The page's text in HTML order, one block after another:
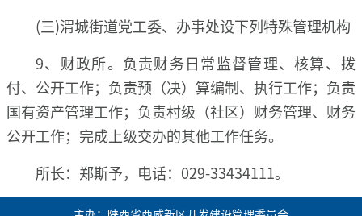
(三)渭城街道党工委、办事处设下列特殊管理机构
9、财政所。负责财务日常监督管理、核算、拨
付、公开工作；负责预（决）算编制、执行工作；负责
国有资产管理工作；负责村级（社区）财务管理、财务
公开工作；完成上级交办的其他工作任务。
所长：郑斯予，电话：029-33434111。